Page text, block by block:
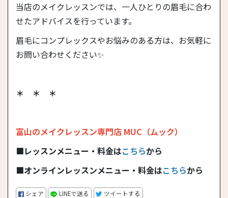
当店のメイクレッスンでは、一人ひとりの眉毛に合わ
せたアドバイスを行っています。
眉毛にコンプレックスやお悩みのある方は、お気軽に
お問い合わせください✨
＊ ＊ ＊
富山のメイクレッスン専門店 MUC（ムック）
■レッスンメニュー・料金はこちらから
■オンラインレッスンメニュー・料金はこちらから
シェア LINEで送る ツイートする